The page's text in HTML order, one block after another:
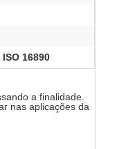
16890
a finalidade.
nas aplicações da